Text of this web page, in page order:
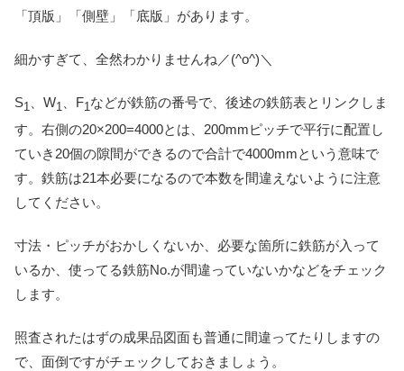
「頂版」「側壁」「底版」があります。
細かすぎて、全然わかりませんね／(^o^)＼
S1 、W1 、F1などが鉄筋の番号で、後述の鉄筋表とリンクしま
す。右側の20×200=4000とは、200mmピッチで平行に配置し
ていき20個の隙間ができるので合計で4000mmという意味で
す。鉄筋は21本必要になるので本数を間違えないように注意
してください。
寸法・ピッチがおかしくないか、必要な箇所に鉄筋が入って
いるか、使ってる鉄筋No.が間違っていないかなどをチェック
します。
照査されたはずの成果品図面も普通に間違ってたりしますの
で、面倒ですがチェックしておきましょう。